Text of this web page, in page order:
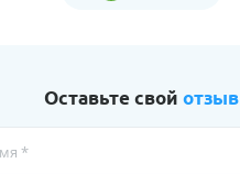
Оставьте свой отзыв